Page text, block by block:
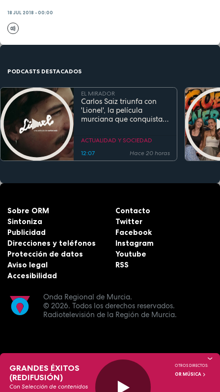
18 JUL 2018 - 00:00
PODCASTS DESTACADOS
EL MIRADOR
Carlos Saiz triunfa con
'Lionel', la película
murciana que conquista
estreno
ACTUALIDAD Y SOCIEDAD
12:07
Hace 20 horas
Onda Regional de Murcia.
© 2026. Todos los derechos reservados.
Radiotelevisión de la Región de Murcia.
Sobre ORM
Sintoniza
Publicidad
Direcciones y teléfonos
Protección de datos
Aviso legal
Accesibilidad
Contacto
Twitter
Facebook
Instagram
Youtube
RSS
GRANDES ÉXITOS
(REDIFUSIÓN)
Con Selección de contenidos
OTROS DIRECTOS:
OR MÚSICA